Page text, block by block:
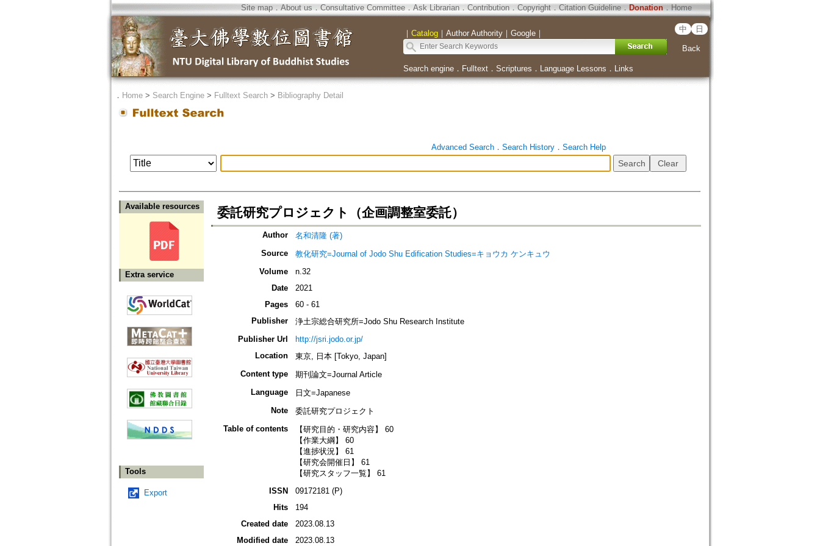
Site map．About us ． Consultative Committee． Ask Librarian． Contribution．Copyright．Citation Guideline． Donation．Home
｜ Catalog｜ Author Authority｜ Google｜ 中 日
Back
Search engine． Fulltext． Scriptures ． Language Lessons ． Links
． Home> Search Engine> Fulltext Search> Bibliography Detail
Advanced Search． Search History． Search Help
Available resources
Extra service
Tools
Export
委託研究プロジェクト（企画調整室委託）
Author
名和清隆 (著)
Source
教化研究=Journal of Jodo Shu Edification Studies=キョウカ ケンキュウ
Volume
n.32
Date
2021
Pages
60 - 61
Publisher
浄土宗総合研究所=Jodo Shu Research Institute
Publisher Url
http://jsri.jodo.or.jp/
Location
東京, 日本 [Tokyo, Japan]
Content type
期刊論文=Journal Article
Language
日文=Japanese
Note
委託研究プロジェクト
Table of contents
【研究目的・研究内容】 60
【作業大綱】 60
【進捗状況】 61
【研究会開催日】 61
【研究スタッフ一覧】 61
ISSN
09172181 (P)
Hits
194
Created date
2023.08.13
Modified date
2023.08.13